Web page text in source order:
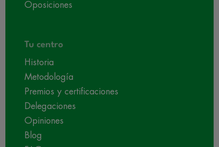
Oposiciones
Tu centro
Historia
Metodología
Premios y certificaciones
Delegaciones
Opiniones
Blog